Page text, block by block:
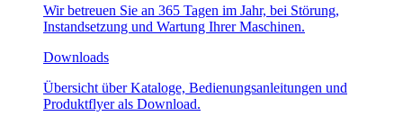
Wir betreuen Sie an 365 Tagen im Jahr, bei Störung,
Instandsetzung und Wartung Ihrer Maschinen.
Downloads
Übersicht über Kataloge, Bedienungsanleitungen und
Produktflyer als Download.